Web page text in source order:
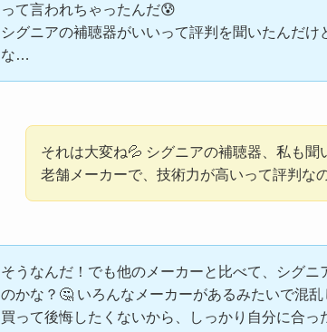
って言われちゃったんだ😰
シグニアの補聴器がいいって評判を聞いたんだけ
な…
それは大変ね💦 シグニアの補聴器、私も
老舗メーカーで、技術力が高いって評判な
そうなんだ！でも他のメーカーと比べて、シグニ
のかな？🤔 いろんなメーカーがあるみたいで混
買って後悔したくないから、しっかり自分に合っ